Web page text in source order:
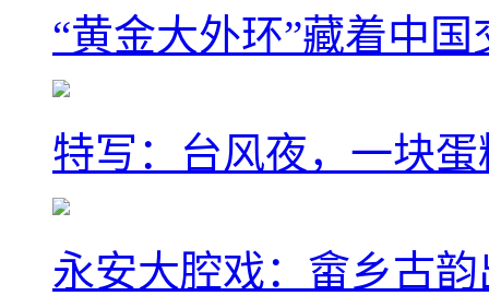
“黄金大外环”藏着中
特写：台风夜，一块
永安大腔戏：畲乡古